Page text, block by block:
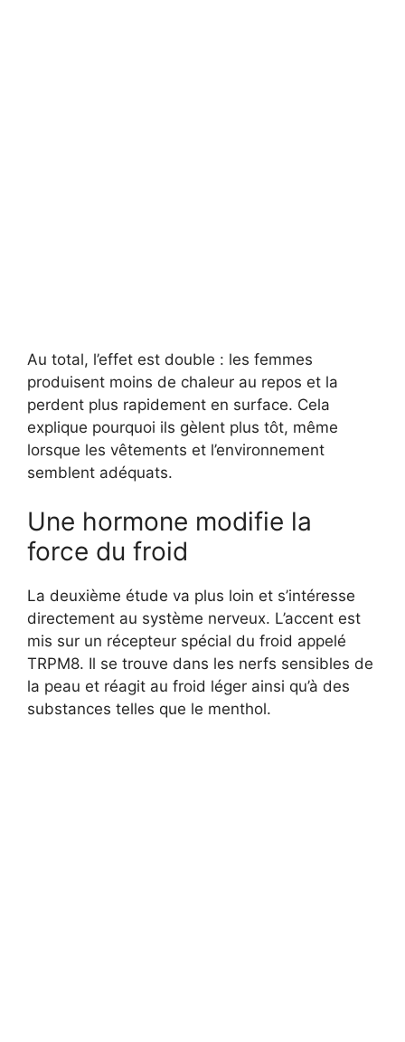
Au total, l’effet est double : les femmes
produisent moins de chaleur au repos et la
perdent plus rapidement en surface. Cela
explique pourquoi ils gèlent plus tôt, même
lorsque les vêtements et l’environnement
semblent adéquats.
Une hormone modifie la
force du froid
La deuxième étude va plus loin et s’intéresse
directement au système nerveux. L’accent est
mis sur un récepteur spécial du froid appelé
TRPM8. Il se trouve dans les nerfs sensibles de
la peau et réagit au froid léger ainsi qu’à des
substances telles que le menthol.